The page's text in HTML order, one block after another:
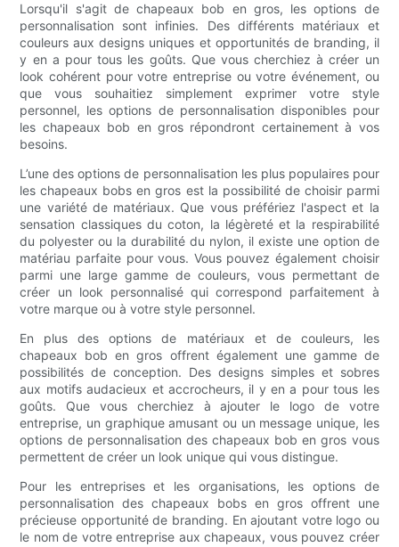
Lorsqu'il s'agit de chapeaux bob en gros, les options de
personnalisation sont infinies. Des différents matériaux et
couleurs aux designs uniques et opportunités de branding, il
y en a pour tous les goûts. Que vous cherchiez à créer un
look cohérent pour votre entreprise ou votre événement, ou
que vous souhaitiez simplement exprimer votre style
personnel, les options de personnalisation disponibles pour
les chapeaux bob en gros répondront certainement à vos
besoins.
L’une des options de personnalisation les plus populaires pour
les chapeaux bobs en gros est la possibilité de choisir parmi
une variété de matériaux. Que vous préfériez l'aspect et la
sensation classiques du coton, la légèreté et la respirabilité
du polyester ou la durabilité du nylon, il existe une option de
matériau parfaite pour vous. Vous pouvez également choisir
parmi une large gamme de couleurs, vous permettant de
créer un look personnalisé qui correspond parfaitement à
votre marque ou à votre style personnel.
En plus des options de matériaux et de couleurs, les
chapeaux bob en gros offrent également une gamme de
possibilités de conception. Des designs simples et sobres
aux motifs audacieux et accrocheurs, il y en a pour tous les
goûts. Que vous cherchiez à ajouter le logo de votre
entreprise, un graphique amusant ou un message unique, les
options de personnalisation des chapeaux bob en gros vous
permettent de créer un look unique qui vous distingue.
Pour les entreprises et les organisations, les options de
personnalisation des chapeaux bobs en gros offrent une
précieuse opportunité de branding. En ajoutant votre logo ou
le nom de votre entreprise aux chapeaux, vous pouvez créer